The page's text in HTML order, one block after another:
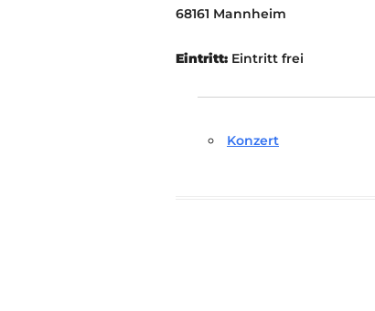
68161 Mannheim
Eintritt: Eintritt frei
Konzert